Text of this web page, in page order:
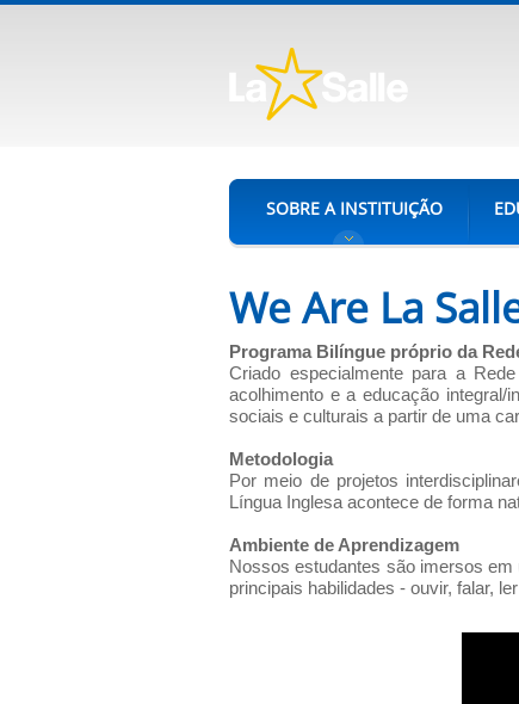
SOBRE A INSTITUIÇÃO
We Are La
Programa Bilíngue próprio da
Criado especialmente para a
acolhimento e a educação integral/
sociais e culturais a partir de uma
Metodologia
Por meio de projetos
Língua Inglesa acontece de forma
Ambiente de Aprendizagem
Nossos estudantes são imersos
principais habilidades - ouvir, falar,